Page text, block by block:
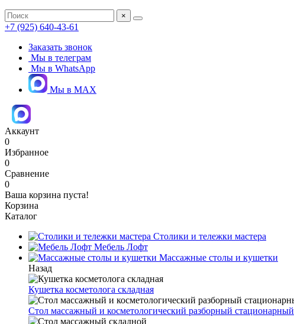
×
+7 (925) 640-43-61
Заказать звонок
Мы в телеграм
Мы в WhatsApp
Мы в MAX
Аккаунт
0
Избранное
0
Сравнение
0
Ваша корзина пуста!
Корзина
Каталог
Столики и тележки мастера
Мебель Лофт
Массажные столы и кушетки
Назад
Кушетка косметолога складная
Стол массажный и косметологический разборный стационарный